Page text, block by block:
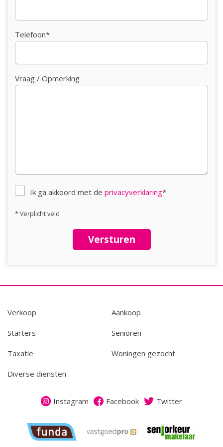
inbouwkast met de CV HR ketel. De 2ebadkamer, tevens
e
woning. Komt u kijken?
Telefoon*
Vraag / Opmerking
Ik ga akkoord met de privacyverklaring*
* Verplicht veld
Versturen
Verkoop Aankoop
Starters Senioren
Taxatie Woningen gezocht
Diverse diensten
Instagram Facebook Twitter